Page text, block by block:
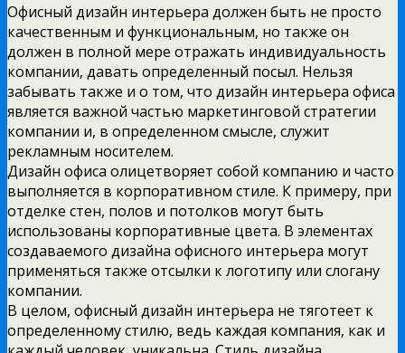
Офисный дизайн интерьера должен быть не просто
качественным и функциональным, но также он
должен в полной мере отражать индивидуальность
компании, давать определенный посыл. Нельзя
забывать также и о том, что дизайн интерьера офиса
является важной частью маркетинговой стратегии
компании и, в определенном смысле, служит
рекламным носителем.
Дизайн офиса олицетворяет собой компанию и часто
выполняется в корпоративном стиле. К примеру, при
отделке стен, полов и потолков могут быть
использованы корпоративные цвета. В элементах
создаваемого дизайна офисного интерьера могут
применяться также отсылки к логотипу или слогану
компании.
В целом, офисный дизайн интерьера не тяготеет к
определенному стилю, ведь каждая компания, как и